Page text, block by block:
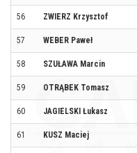
56 ZWIERZ Krzysztof
57 WEBER Paweł
58 SZUŁAWA Marcin
59 OTRĄBEK Tomasz
60 JAGIELSKI Łukasz
61 KUSZ Maciej